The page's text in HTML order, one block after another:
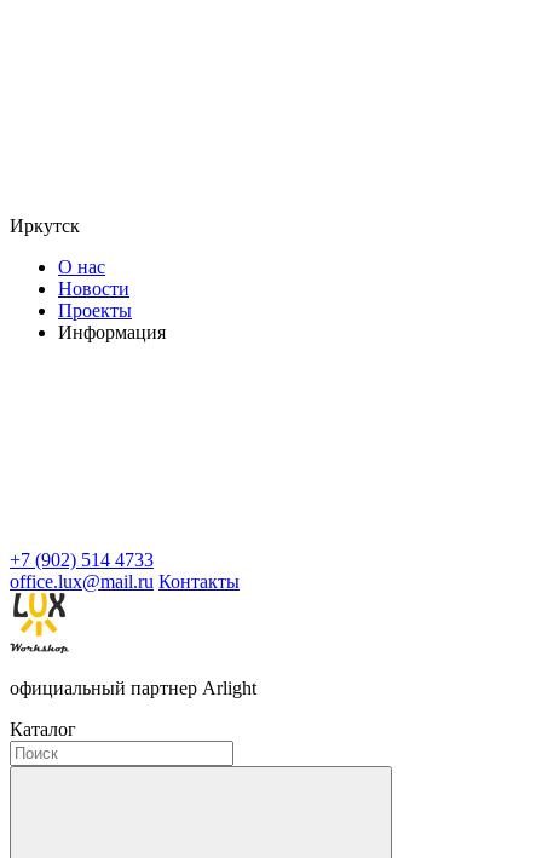
Иркутск
О нас
Новости
Проекты
Информация
+7 (902) 514 4733
office.lux@mail.ru Контакты
официальный партнер Arlight
Каталог